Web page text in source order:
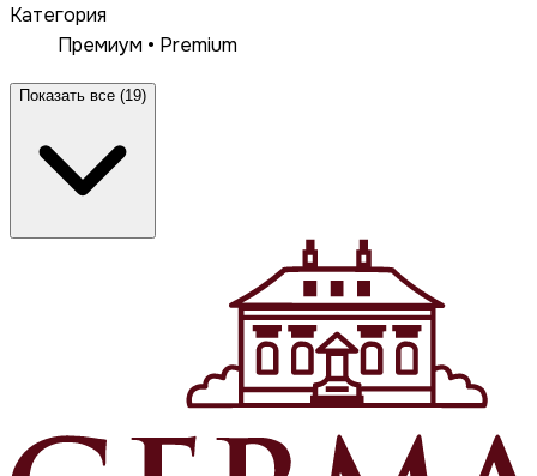
Категория
Премиум • Premium
Показать все (19)